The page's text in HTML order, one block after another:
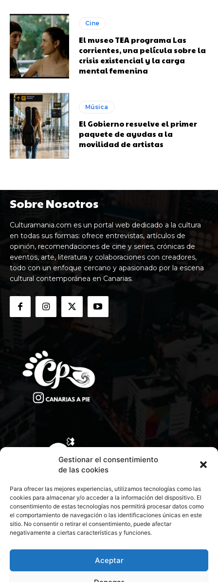
Gestionar el consentimiento
de las cookies
Para ofrecer las mejores experiencias, utilizamos tecnologías como las
cookies para almacenar y/o acceder a la información del dispositivo. El
consentimiento de estas tecnologías nos permitirá procesar datos como
el comportamiento de navegación o las identificaciones únicas en este
sitio. No consentir o retirar el consentimiento, puede afectar
negativamente a ciertas características y funciones.
Aceptar
Cine
El museo TEA programa Las
corrientes, una película sobre la
crisis existencial y la carga
mental femenina
Música
El Gobierno resuelve el primer
paquete de ayudas a la
movilidad de artistas
Sobre Nosotros
Culturamania.com es un portal web dedicado a la cultura
en todas sus formas: ofrece entrevistas, artículos de
opinión, recomendaciones de cine y series, crónicas de
eventos, arte, literatura y colaboraciones con creadores,
todo con un enfoque cercano y apasionado por la escena
cultural contemporánea en Canarias.
CONTACTA CON NOSOTROS